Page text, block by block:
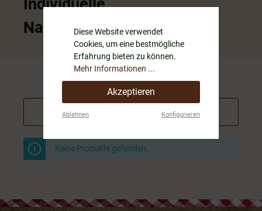
Individuelle
Namensgeschenke
Keine Produkte gefunden.
Diese Website verwendet
Cookies, um eine bestmögliche
Erfahrung bieten zu können.
Mehr Informationen ...
Akzeptieren
Ablehnen Konfigurieren